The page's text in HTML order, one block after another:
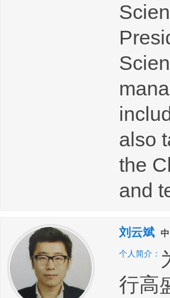
also
the
and
刘云斌
个人简介：
行高